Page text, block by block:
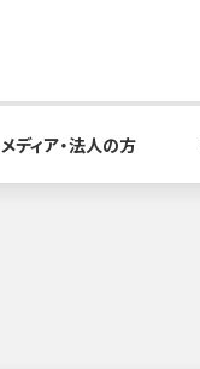
メディア・法人の方